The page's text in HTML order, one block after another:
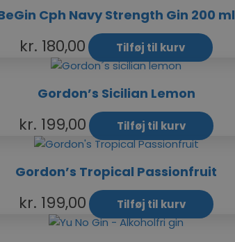
Cph Navy Strength Gin 200 ml
kr. 180,00 Tilføj til kurv
Gordon’s Sicilian Lemon
kr. 199,00 Tilføj til kurv
Gordon’s Tropical Passionfruit
kr. 199,00 Tilføj til kurv